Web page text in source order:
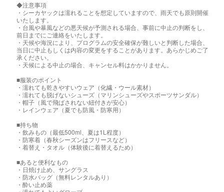
◆注意事項
・シーカヤックは濡れることを想定していますので、雨天でも原則開催
いたします。
・台風や暴風などの悪天候が予測される場合、事前に中止の判断をし、
前日までにご連絡をいたします。
・天候や海況により、プログラムの安全確保が難しいと判断した場合、
当日に中止もしくは内容の変更をすることがあります。あらかじめご了
承ください。
・天候による中止の場合、キャンセル料はかかりません。
■服装のポイント
・濡れても乾きやすいウェア（化繊・ウール素材）
・濡れても脱げないシューズ（マリンシューズやスポーツサンダル）
・帽子（風で飛ばされない紐付きが安心）
・レインウェア（夏でも防風・防寒用）
■持ち物
・飲みもの（最低500ml、夏は1L程度）
・防寒着（春秋シーズンはフリースなど）
・着替え・タオル（体験後に着替えるため）
■あると便利なもの
・日焼け止め、サングラス
・防水バッグ（無料レンタルあり）
・酔い止め薬